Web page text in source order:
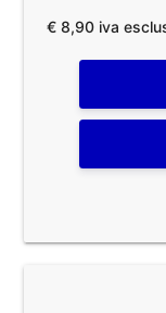
€ 8,90 iva